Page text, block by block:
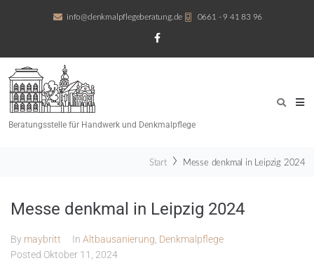
info@denkmalpflegeberatung.de 0661 - 9 41 83 96
Beratungsstelle für Handwerk und Denkmalpflege
Start Messe denkmal in Leipzig 2024
Messe denkmal in Leipzig 2024
By maybritt In Altbausanierung Denkmalpflege
Posted Oktober 11, 2024